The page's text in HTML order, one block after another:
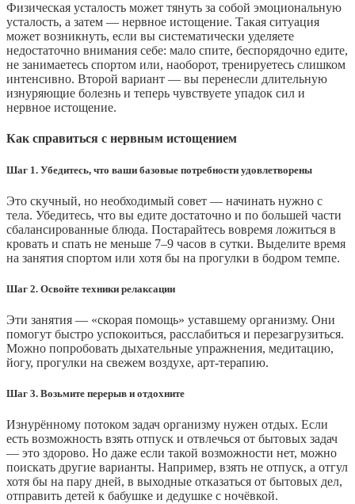
Физическая усталость может тянуть за собой эмоциональную
усталость, а затем — нервное истощение. Такая ситуация
может возникнуть, если вы систематически уделяете
недостаточно внимания себе: мало спите, беспорядочно едите,
не занимаетесь спортом или, наоборот, тренируетесь слишком
интенсивно. Второй вариант — вы перенесли длительную
изнуряющие болезнь и теперь чувствуете упадок сил и
нервное истощение.
Как справиться с нервным истощением
Шаг 1. Убедитесь, что ваши базовые потребности удовлетворены
Это скучный, но необходимый совет — начинать нужно с
тела. Убедитесь, что вы едите достаточно и по большей части
сбалансированные блюда. Постарайтесь вовремя ложиться в
кровать и спать не меньше 7–9 часов в сутки. Выделите время
на занятия спортом или хотя бы на прогулки в бодром темпе.
Шаг 2. Освойте техники релаксации
Эти занятия — «скорая помощь» уставшему организму. Они
помогут быстро успокоиться, расслабиться и перезагрузиться.
Можно попробовать дыхательные упражнения, медитацию,
йогу, прогулки на свежем воздухе, арт-терапию.
Шаг 3. Возьмите перерыв и отдохните
Изнурённому потоком задач организму нужен отдых. Если
есть возможность взять отпуск и отвлечься от бытовых задач
— это здорово. Но даже если такой возможности нет, можно
поискать другие варианты. Например, взять не отпуск, а отгул
хотя бы на пару дней, в выходные отказаться от бытовых дел,
отправить детей к бабушке и дедушке с ночёвкой.